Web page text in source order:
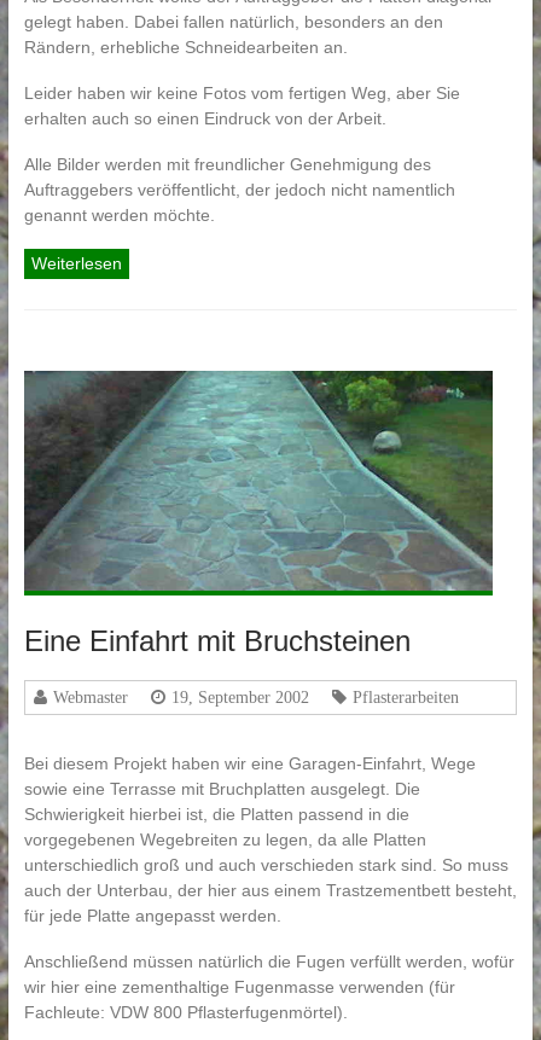
gelegt haben. Dabei fallen natürlich, besonders an den
Rändern, erhebliche Schneidearbeiten an.
Leider haben wir keine Fotos vom fertigen Weg, aber Sie
erhalten auch so einen Eindruck von der Arbeit.
Alle Bilder werden mit freundlicher Genehmigung des
Auftraggebers veröffentlicht, der jedoch nicht namentlich
genannt werden möchte.
Weiterlesen
Eine Einfahrt mit Bruchsteinen
Webmaster 19, September 2002 Pflasterarbeiten
Bei diesem Projekt haben wir eine Garagen-Einfahrt, Wege
sowie eine Terrasse mit Bruchplatten ausgelegt. Die
Schwierigkeit hierbei ist, die Platten passend in die
vorgegebenen Wegebreiten zu legen, da alle Platten
unterschiedlich groß und auch verschieden stark sind. So muss
auch der Unterbau, der hier aus einem Trastzementbett besteht,
für jede Platte angepasst werden.
Anschließend müssen natürlich die Fugen verfüllt werden, wofür
wir hier eine zementhaltige Fugenmasse verwenden (für
Fachleute: VDW 800 Pflasterfugenmörtel).